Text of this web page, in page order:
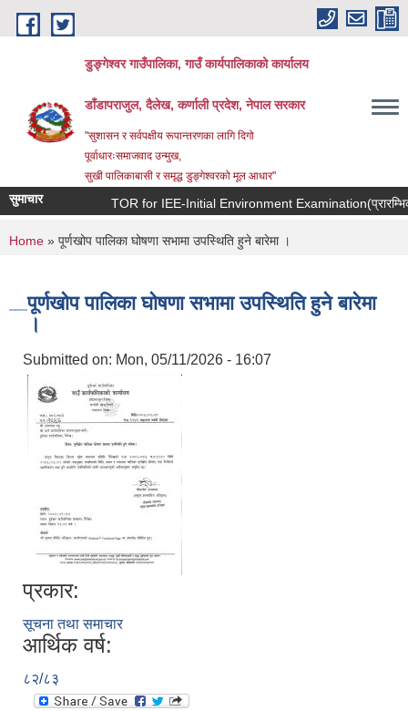
Skip to main content
डुङ्गेश्वर गाउँपालिका, गाउँ कार्यपालिकाको कार्यालय
डाँडापराजुल, दैलेख, कर्णाली प्रदेश, नेपाल सरकार
"सुशासन र सर्वपक्षीय रूपान्तरणका लागि दिगो
पूर्वाधारःसमाजवाद उन्मुख,
सुखी पालिकाबासी र समृद्ध डुङ्गेश्वरको मूल आधार"
सुमाचार TOR for IEE-Initial Environment Examination(प्रारम्भिक
You are here
Home » पूर्णखोप पालिका घोषणा सभामा उपस्थिति हुने बारेमा ।
पूर्णखोप पालिका घोषणा सभामा उपस्थिति हुने बारेमा
।
Submitted on: Mon, 05/11/2026 - 16:07
प्रकार:
सूचना तथा समाचार
आर्थिक वर्ष:
८२/८३